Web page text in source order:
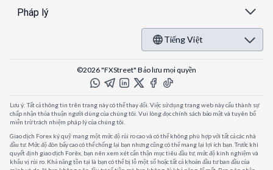
Pháp lý
Tiếng Việt
©2026 "FXStreet" Bảo lưu mọi quyền
Lưu ý: Tất cả thông tin trên trang này có thể thay đổi. Việc sử dụng trang web này cấu thành sự
chấp nhận thỏa thuận người dùng của chúng tôi. Vui lòng đọc chính sách bảo mật và tuyên bố
miễn trừ trách nhiệm pháp lý của chúng tôi.
Giao dịch Forex ký quỹ mang một mức độ rủi ro cao và có thể không phù hợp với tất cả các nhà
đầu tư. Mức độ đòn bẩy cao có thể chống lại bạn nhưng cũng có thể mang lại lợi ích bạn. Trước khi
quyết định giao dịch Forêx, bạn nên xem xét cẩn thận mục tiêu đầu tư, mức độ kinh nghiệm và
khẩu vị rủi ro. Khả năng tồn tại là bạn có thể bị lỗ một số hoặc tất cả khoản đầu tư ban đầu của